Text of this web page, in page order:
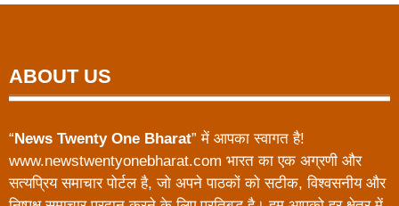
ABOUT US
“ News Twenty One Bharat” में आपका स्वागत है!
www.newstwentyonebharat.com भारत का एक अग्रणी और
सत्यप्रिय समाचार पोर्टल है, जो अपने पाठकों को सटीक, विश्वसनीय और